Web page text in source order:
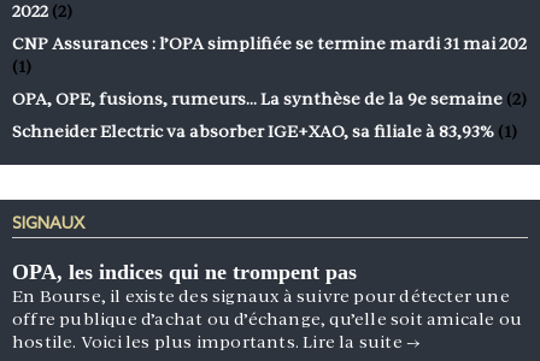
2022 (2)
CNP Assurances : l’OPA simplifiée se termine mardi 31 mai 202
(1)
OPA, OPE, fusions, rumeurs… La synthèse de la 9e semaine (2)
Schneider Electric va absorber IGE+XAO, sa filiale à 83,93% (1)
SIGNAUX
OPA, les indices qui ne trompent pas
En Bourse, il existe des signaux à suivre pour détecter une
offre publique d’achat ou d’échange, qu’elle soit amicale ou
hostile. Voici les plus importants.Lire la suite →